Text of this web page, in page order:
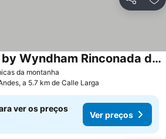
Partilhar
da montanha
Howard Johnson by Wyndham Rinconada de Los Andes
a 5.7 km de Calle Larga
ver os preços
Ver preços